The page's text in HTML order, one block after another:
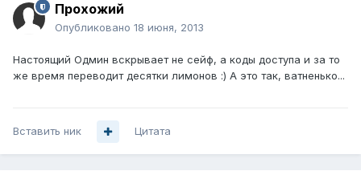
Прохожий
Опубликовано 18 июня, 2013
Настоящий Одмин вскрывает не сейф, а коды доступа и за то
же время переводит десятки лимонов :) А это так, ватненько...
Вставить ник Цитата